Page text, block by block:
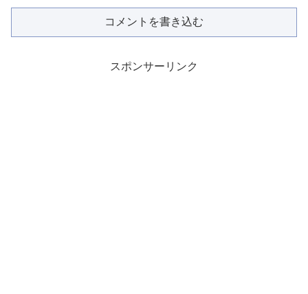
コメントを書き込む
スポンサーリンク